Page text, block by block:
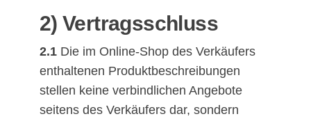
2) Vertragsschluss
2.1Die im Online-Shop des Verkäufers
enthaltenen Produktbeschreibungen
stellen keine verbindlichen Angebote
seitens des Verkäufers dar, sondern